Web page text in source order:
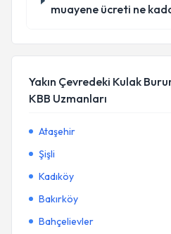
muayene ücreti ne
Yakın Çevredeki Kulak
KBB Uzmanları
Ataşehir
Şişli
Kadıköy
Bakırköy
Bahçelievler